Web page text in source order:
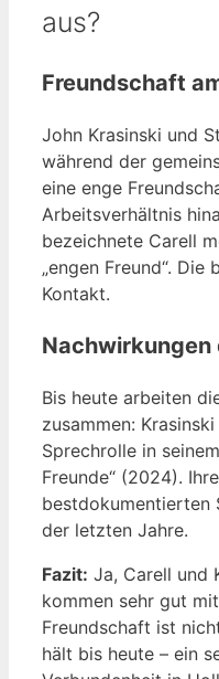
aus?
Freundschaft
John Krasinski und
während der
eine enge
Arbeitsverhältnis
bezeichnete Carell
„engen Freund“.
Kontakt.
Nachwirkungen
Bis heute arbeiten
zusammen:
Sprechrolle in
Freunde“ (2024).
bestdokumentierten
der letzten Jahre.
Fazit: Ja, Carell und
kommen sehr gut
Freundschaft ist
hält bis heute – ein